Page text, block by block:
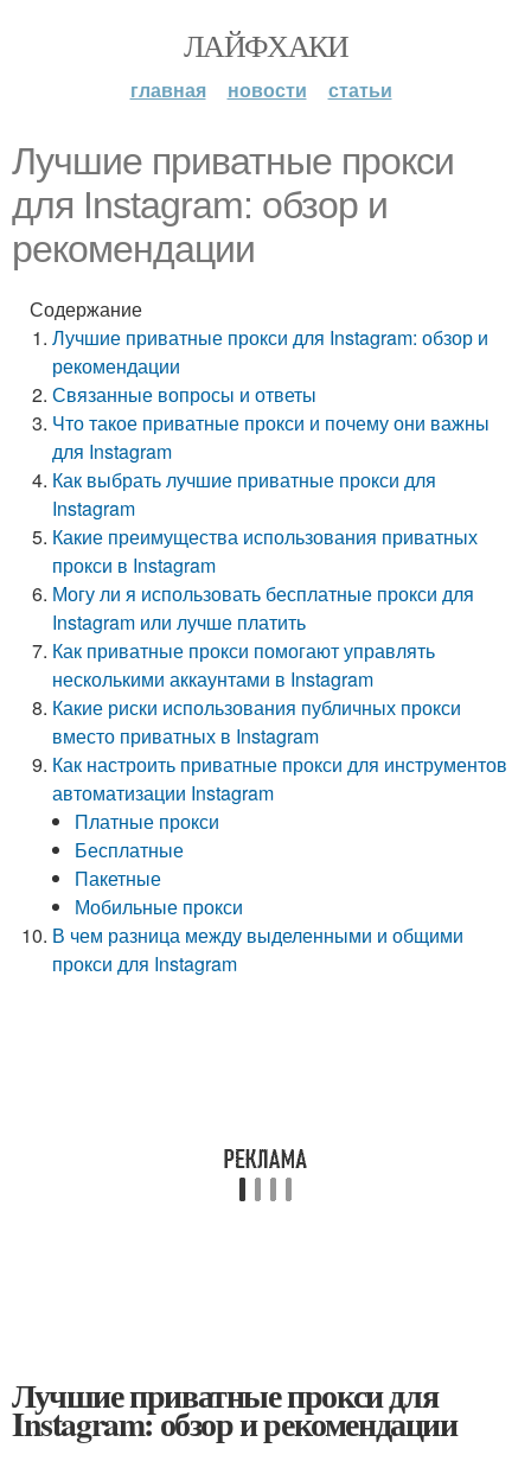
ЛАЙФХАКИ
главная новости статьи
Лучшие приватные прокси
для Instagram: обзор и
рекомендации
Содержание
Лучшие приватные прокси для Instagram: обзор и
рекомендации
Связанные вопросы и ответы
Что такое приватные прокси и почему они важны
для Instagram
Как выбрать лучшие приватные прокси для
Instagram
Какие преимущества использования приватных
прокси в Instagram
Могу ли я использовать бесплатные прокси для
Instagram или лучше платить
Как приватные прокси помогают управлять
несколькими аккаунтами в Instagram
Какие риски использования публичных прокси
вместо приватных в Instagram
Как настроить приватные прокси для инструментов
автоматизации Instagram
Платные прокси
Бесплатные
Пакетные
Мобильные прокси
В чем разница между выделенными и общими
прокси для Instagram
Лучшие приватные прокси для
Instagram: обзор и рекомендации